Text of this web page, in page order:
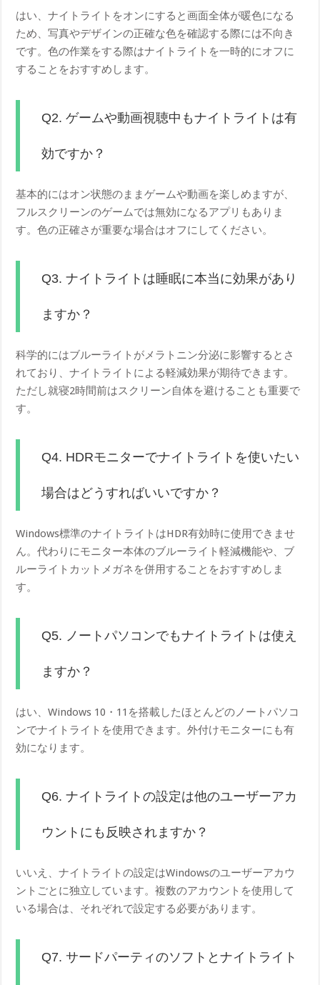
はい、ナイトライトをオンにすると画面全体が暖色になる
ため、写真やデザインの正確な色を確認する際には不向き
です。色の作業をする際はナイトライトを一時的にオフに
することをおすすめします。
Q2. ゲームや動画視聴中もナイトライトは有
効ですか？
基本的にはオン状態のままゲームや動画を楽しめますが、
フルスクリーンのゲームでは無効になるアプリもありま
す。色の正確さが重要な場合はオフにしてください。
Q3. ナイトライトは睡眠に本当に効果があり
ますか？
科学的にはブルーライトがメラトニン分泌に影響するとさ
れており、ナイトライトによる軽減効果が期待できます。
ただし就寝2時間前はスクリーン自体を避けることも重要で
す。
Q4. HDRモニターでナイトライトを使いたい
場合はどうすればいいですか？
Windows標準のナイトライトはHDR有効時に使用できませ
ん。代わりにモニター本体のブルーライト軽減機能や、ブ
ルーライトカットメガネを併用することをおすすめしま
す。
Q5. ノートパソコンでもナイトライトは使え
ますか？
はい、Windows 10・11を搭載したほとんどのノートパソコ
ンでナイトライトを使用できます。外付けモニターにも有
効になります。
Q6. ナイトライトの設定は他のユーザーアカ
ウントにも反映されますか？
いいえ、ナイトライトの設定はWindowsのユーザーアカウ
ントごとに独立しています。複数のアカウントを使用して
いる場合は、それぞれで設定する必要があります。
Q7. サードパーティのソフトとナイトライト